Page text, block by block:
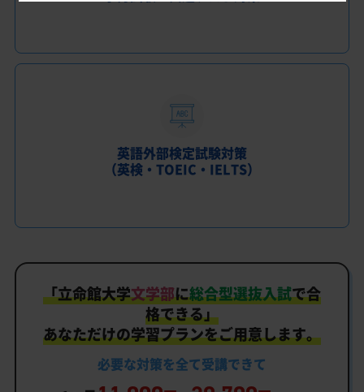
英語外部検定試験対策
（英検・TOEIC・IELTS）
「立命館大学文学部に総合型選抜入試で合
格できる」
あなただけの学習プランをご用意します。
必要な対策を全て受講できて